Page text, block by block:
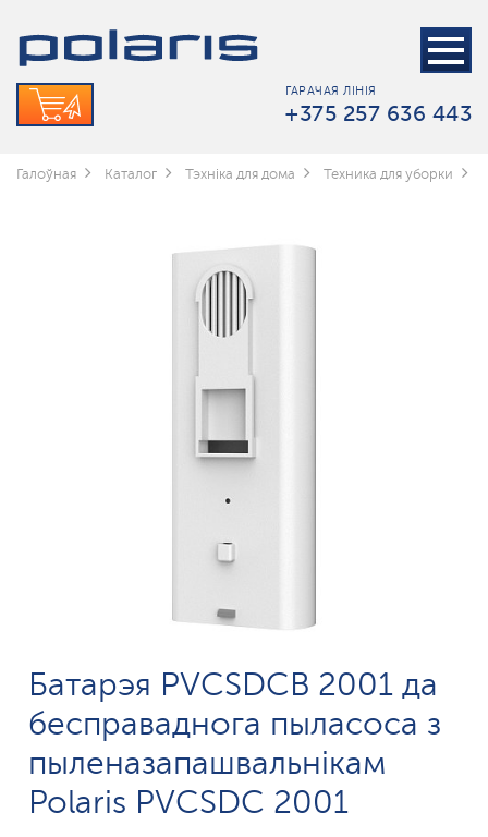
ГАРАЧАЯ ЛІНІЯ
+375 257 636 443
Галоўная Каталог Тэхніка для дома Техника для уборки
Батарэя PVCSDCB 2001 да
бесправаднога пыласоса з
пыленазапашвальнікам
Polaris PVCSDC 2001